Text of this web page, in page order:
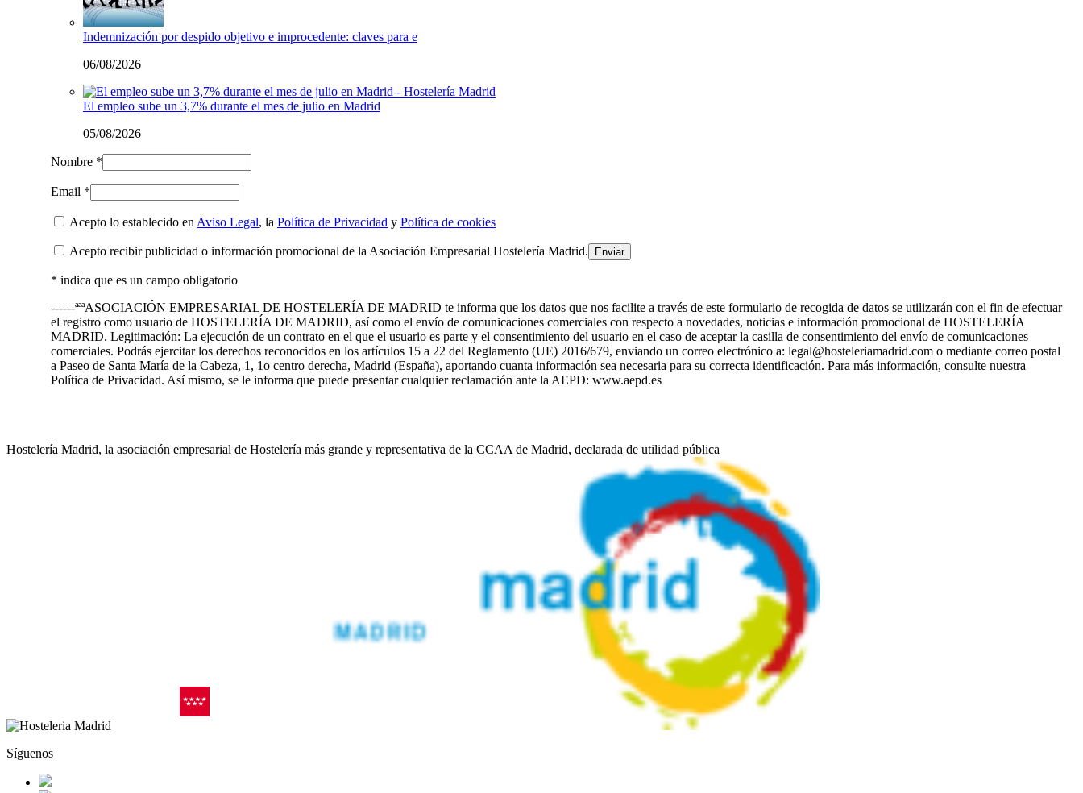
Indemnización por despido objetivo e improcedente: claves para e
06/08/2026
El empleo sube un 3,7% durante el mes de julio en Madrid
05/08/2026
Nombre *
Email *
Acepto lo establecido en Aviso Legal, la Política de Privacidad y Política de cookies
Acepto recibir publicidad o información promocional de la Asociación Empresarial Hostelería Madrid.
* indica que es un campo obligatorio
------ªªªASOCIACIÓN EMPRESARIAL DE HOSTELERÍA DE MADRID te informa que los datos que nos facilite a través de este formulario de recogida de datos se utilizarán con el fin de efectuar
el registro como usuario de HOSTELERÍA DE MADRID, así como el envío de comunicaciones comerciales con respecto a novedades, noticias e información promocional de HOSTELERÍA
MADRID. Legitimación: La ejecución de un contrato en el que el usuario es parte y el consentimiento del usuario en el caso de aceptar la casilla de consentimiento del envío de comunicaciones
comerciales. Podrás ejercitar los derechos reconocidos en los artículos 15 a 22 del Reglamento (UE) 2016/679, enviando un correo electrónico a: legal@hosteleriamadrid.com o mediante correo postal
a Paseo de Santa María de la Cabeza, 1, 1o centro derecha, Madrid (España), aportando cuanta información sea necesaria para su correcta identificación. Para más información, consulte nuestra
Política de Privacidad. Así mismo, se le informa que puede presentar cualquier reclamación ante la AEPD: www.aepd.es
Hostelería Madrid, la asociación empresarial de Hostelería más grande y representativa de la CCAA de Madrid, declarada de utilidad pública
Síguenos